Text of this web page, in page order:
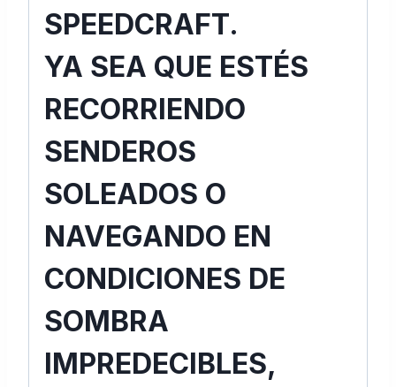
SPEEDCRAFT.
YA SEA QUE ESTÉS
RECORRIENDO
SENDEROS
SOLEADOS O
NAVEGANDO EN
CONDICIONES DE
SOMBRA
IMPREDECIBLES,